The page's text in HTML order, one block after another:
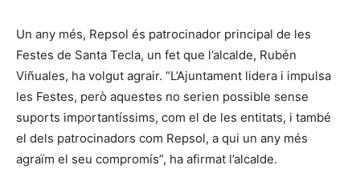
Un any més, Repsol és patrocinador principal de les
Festes de Santa Tecla, un fet que l’alcalde, Rubén
Viñuales, ha volgut agrair. “L’Ajuntament lidera i impulsa
les Festes, però aquestes no serien possible sense
suports importantíssims, com el de les entitats, i també
el dels patrocinadors com Repsol, a qui un any més
agraïm el seu compromís”, ha afirmat l’alcalde.